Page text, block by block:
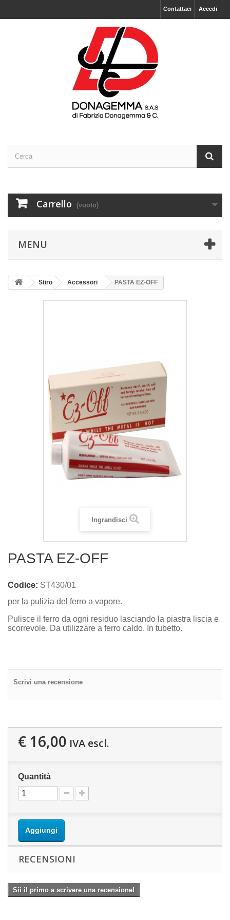
Accedi
Contattaci
Carrello (vuoto)
MENU
Stiro Accessori PASTA EZ-OFF
Ingrandisci
PASTA EZ-OFF
Codice: ST430/01
per la pulizia del ferro a vapore.
Pulisce il ferro da ogni residuo lasciando la piastra liscia e
scorrevole. Da utilizzare a ferro caldo. In tubetto.
Scrivi una recensione
€ 16,00 IVA escl.
Quantità
Aggiungi
RECENSIONI
Sii il primo a scrivere una recensione!